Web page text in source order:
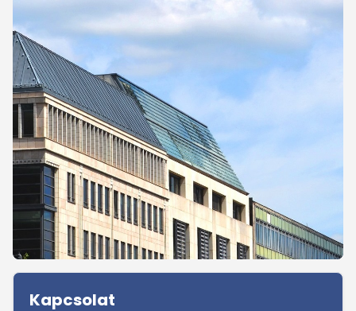
Sidebar
Kapcsolat